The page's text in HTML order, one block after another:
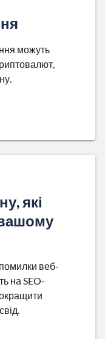
можуть
які
веб-
на SEO-